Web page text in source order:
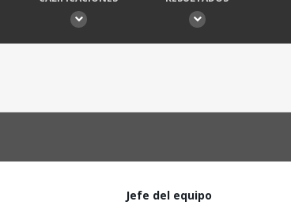
Jefe del equipo